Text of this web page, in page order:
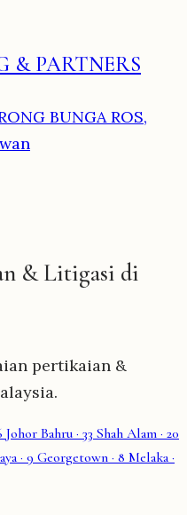
& PARTNERS
BUNGA ROS,
& Litigasi di
pertikaian &
Johor Bahru · 33 Shah Alam · 20
· 9 Georgetown · 8 Melaka·